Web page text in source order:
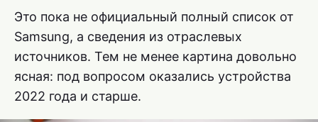
Это пока не официальный полный список от
Samsung, а сведения из отраслевых
источников. Тем не менее картина довольно
ясная: под вопросом оказались устройства
2022 года и старше.